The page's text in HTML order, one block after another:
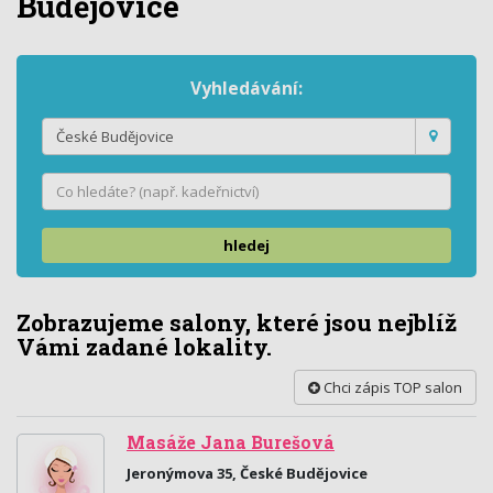
Vyhledávání:
hledej
Zobrazujeme salony, které jsou nejblíž
Vámi zadané lokality.
Chci zápis TOP salon
Masáže Jana Burešová
Jeronýmova 35, České Budějovice